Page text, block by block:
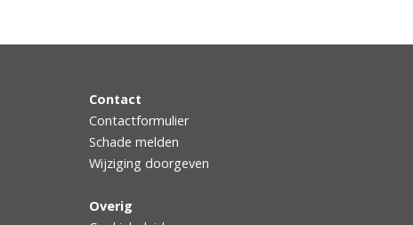
Contact
Contactformulier
Schade melden
Wijziging doorgeven
Overig